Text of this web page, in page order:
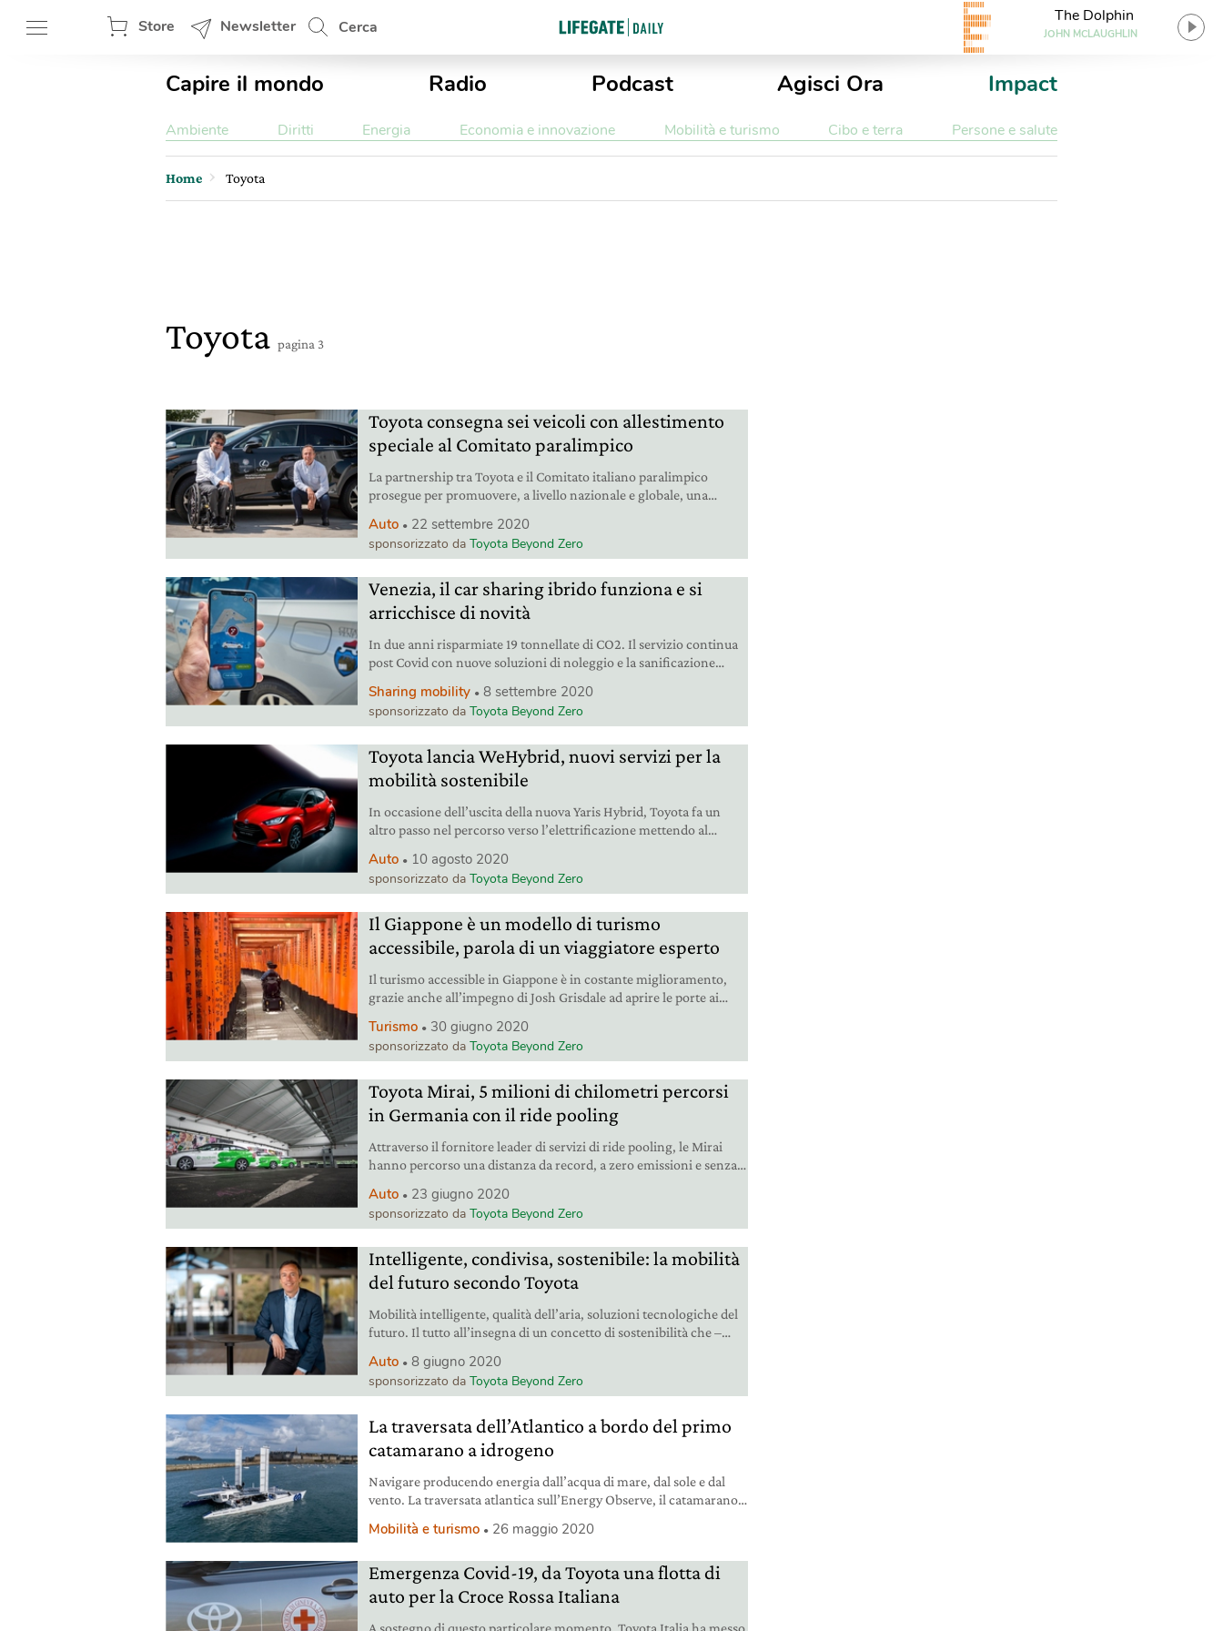
Store Newsletter Cerca
The Dolphin
JOHN MCLAUGHLIN
Capire il mondo Radio Podcast Agisci Ora Impact
Ambiente Diritti Energia Economia e innovazione Mobilità e turismo Cibo e terra Persone e salute
Home Toyota
Toyota pagina 3
Toyota consegna sei veicoli con allestimento
speciale al Comitato paralimpico
La partnership tra Toyota e il Comitato italiano paralimpico
prosegue per promuovere, a livello nazionale e globale, una
Auto 22 settembre 2020
sponsorizzato daToyota Beyond Zero
Venezia, il car sharing ibrido funziona e si
arricchisce di novità
In due anni risparmiate 19 tonnellate di CO2. Il servizio continua
post Covid con nuove soluzioni di noleggio e la sanificazione
Sharing mobility 8 settembre 2020
sponsorizzato daToyota Beyond Zero
Toyota lancia WeHybrid, nuovi servizi per la
mobilità sostenibile
In occasione dell’uscita della nuova Yaris Hybrid, Toyota fa un
altro passo nel percorso verso l’elettrificazione mettendo al
Auto 10 agosto 2020
sponsorizzato daToyota Beyond Zero
Il Giappone è un modello di turismo
accessibile, parola di un viaggiatore esperto
Il turismo accessible in Giappone è in costante miglioramento,
grazie anche all’impegno di Josh Grisdale ad aprire le porte ai
Turismo 30 giugno 2020
sponsorizzato daToyota Beyond Zero
Toyota Mirai, 5 milioni di chilometri percorsi
in Germania con il ride pooling
Attraverso il fornitore leader di servizi di ride pooling, le Mirai
hanno percorso una distanza da record, a zero emissioni e senza
Auto 23 giugno 2020
sponsorizzato daToyota Beyond Zero
Intelligente, condivisa, sostenibile: la mobilità
del futuro secondo Toyota
Mobilità intelligente, qualità dell’aria, soluzioni tecnologiche del
futuro. Il tutto all’insegna di un concetto di sostenibilità che –
grado di abbracciare anche una visione di lungo periodo. Spazia
fra questi e molti altri temi l’intervista che l’amministratore
Auto 8 giugno 2020
sponsorizzato daToyota Beyond Zero
La traversata dell’Atlantico a bordo del primo
catamarano a idrogeno
Navigare producendo energia dall’acqua di mare, dal sole e dal
vento. La traversata atlantica sull’Energy Observe, il catamarano
Mobilità e turismo 26 maggio 2020
Emergenza Covid-19, da Toyota una flotta di
auto per la Croce Rossa Italiana
A sostegno di questo particolare momento, Toyota Italia ha messo